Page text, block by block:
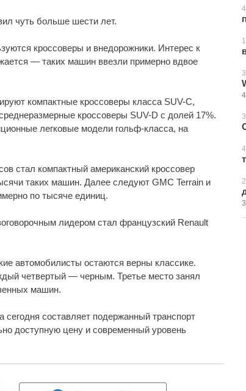
чуть больше шести лет.
кроссоверы и внедорожники. Интерес к
— таких машин ввезли примерно вдвое
компактные кроссоверы класса SUV-C,
кроссоверы SUV-D с долей 17%.
легковые модели гольф-класса, на
стал компактный американский кроссовер
таких машин. Далее следуют GMC Terrain и
по тысяче единиц.
лидером стал французский Renault
автомобилисты остаются верны классике.
четвертый — черным. Третье место занял
машин.
сегодня составляет подержанный транспорт
доступную цену и современный уровень